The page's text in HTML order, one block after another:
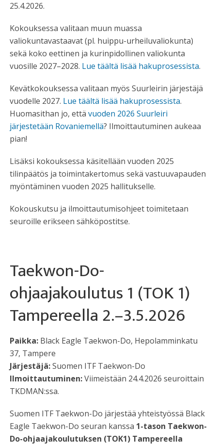
25.4.2026.
Kokouksessa valitaan muun muassa
valiokuntavastaavat (pl. huippu-urheiluvaliokunta)
sekä koko eettinen ja kurinpidollinen valiokunta
vuosille 2027–2028. Lue täältä lisää hakuprosessista.
Kevätkokouksessa valitaan myös Suurleirin järjestäjä
vuodelle 2027. Lue täältä lisää hakuprosessista.
Huomasithan jo, että vuoden 2026 Suurleiri
järjestetään Rovaniemellä? Ilmoittautuminen aukeaa
pian!
Lisäksi kokouksessa käsitellään vuoden 2025
tilinpäätös ja toimintakertomus sekä vastuuvapauden
myöntäminen vuoden 2025 hallitukselle.
Kokouskutsu ja ilmoittautumisohjeet toimitetaan
seuroille erikseen sähköpostitse.
Taekwon-Do-
ohjaajakoulutus 1 (TOK 1)
Tampereella 2.–3.5.2026
Paikka: Black Eagle Taekwon-Do, Hepolamminkatu
37, Tampere
Järjestäjä:Suomen ITF Taekwon-Do
Ilmoittautuminen:Viimeistään 24.4.2026 seuroittain
TKDMAN:ssa.
Suomen ITF Taekwon-Do järjestää yhteistyössä Black
Eagle Taekwon-Do seuran kanssa 1-tason Taekwon-
Do-ohjaajakoulutuksen (TOK1) Tampereella